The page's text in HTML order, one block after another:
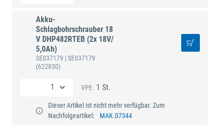
Akku-
Schlagbohrschrauber 18
V DHP482RTEB (2x 18V/
5,0Ah)
SE037179 | SE037179
(622830)
VPE 1 St.
Dieser Artikel ist nicht mehr verfügbar. Zum
Nachfolgeartikel:
MAK.07344